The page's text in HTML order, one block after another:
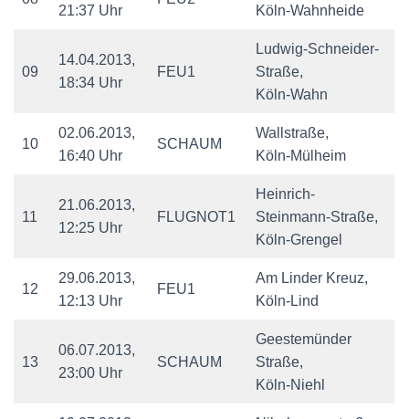
21:37 Uhr
Köln-Wahnheide
09
14.04.2013,
18:34 Uhr
FEU1
Ludwig-Schneider-
Straße,
Köln-Wahn
10
02.06.2013,
16:40 Uhr
SCHAUM
Wallstraße,
Köln-Mülheim
11
21.06.2013,
12:25 Uhr
FLUGNOT1
Heinrich-
Steinmann-Straße,
Köln-Grengel
12
29.06.2013,
12:13 Uhr
FEU1
Am Linder Kreuz,
Köln-Lind
13
06.07.2013,
23:00 Uhr
SCHAUM
Geestemünder
Straße,
Köln-Niehl